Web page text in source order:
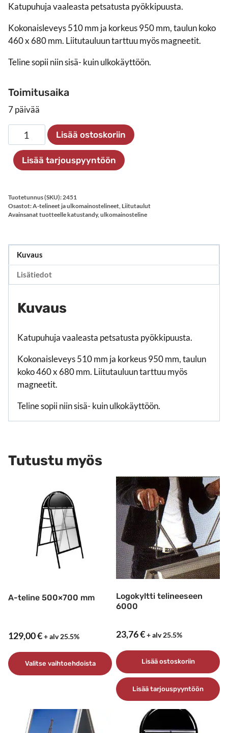
Katupuhuja vaaleasta petsatusta pyökkipuusta.
Kokonaisleveys 510 mm ja korkeus 950 mm, taulun koko
460 x 680 mm. Liitutauluun tarttuu myös magneetit.
Teline sopii niin sisä- kuin ulkokäyttöön.
Toimitusaika
7 päivää
teline
metallisella
liitutaululla
mm
määrä
Lisää ostoskoriin
Lisää tarjouspyyntöön
Tuotetunnus (SKU): 2451
Osastot:A-telineet ja ulkomainostelineet Liitutaulut
Avainsanat tuotteellekatustandy, ulkomainosteline
Kuvaus
Lisätiedot
Kuvaus
Katupuhuja vaaleasta petsatusta pyökkipuusta.
Kokonaisleveys 510 mm ja korkeus 950 mm, taulun
koko 460 x 680 mm. Liitutauluun tarttuu myös
magneetit.
Teline sopii niin sisä- kuin ulkokäyttöön.
Tutustu myös
A-teline 500×700 mm
129,00€+ alv 25.5%
Valitse vaihtoehdoista
useampi
Logokyltti telineeseen
6000
23,76€+ alv 25.5%
Lisää ostoskoriin
Lisää tarjouspyyntöön